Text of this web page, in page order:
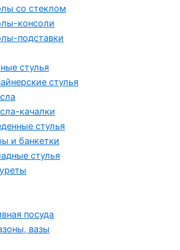
со стеклом
консоли
подставки
стулья
стулья
качалки
стулья
и банкетки
стулья
посуда
вазы